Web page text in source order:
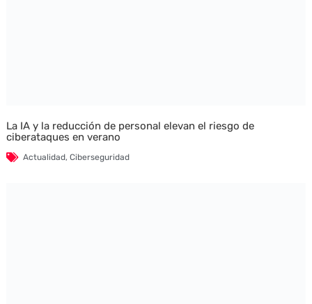
La IA y la reducción de personal elevan el riesgo de
ciberataques en verano
Actualidad, Ciberseguridad